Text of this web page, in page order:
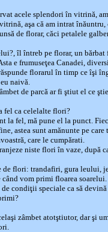
acele splendori în vitrină,
aşa că am intrat
de florar, căci petalele
îl întreb pe florar, un
e frumuseţea Canadei,
florarul în timp ce îşi
naivă.
de parcă ar fi ştiut el ce
fel ca celelalte flori?
la fel, mă pune el la punct.
astea sunt amănunte pe
care le cumpărati.
niste flori în vaze, după
flori: trandafiri, gura leului,
vom primi floarea
condiţii speciale ca să
zâmbet atotştiutor, dar şi